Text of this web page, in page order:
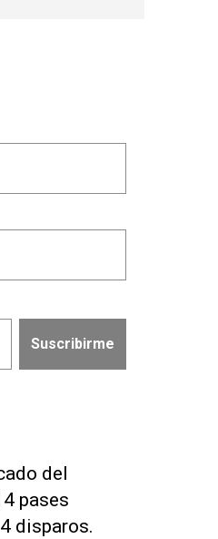
del
pases
disparos.